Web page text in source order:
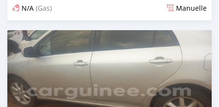
N/A (Gas) Manuelle
Publié il y a presque 3 ans